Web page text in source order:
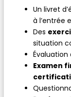
Un livret
à l’entrée
Des
situation
Examen